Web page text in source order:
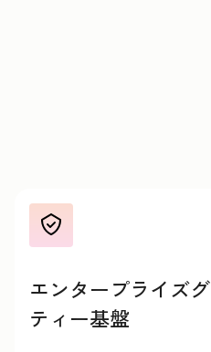
エンタープライズ
ティー基盤